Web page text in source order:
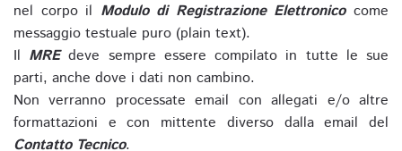
nel corpo il Modulo di Registrazione Elettronicocome
messaggio testuale puro (plain text).
Il MREdeve sempre essere compilato in tutte le sue
parti, anche dove i dati non cambino.
Non verranno processate email con allegati e/o altre
formattazioni e con mittente diverso dalla email del
Contatto Tecnico.